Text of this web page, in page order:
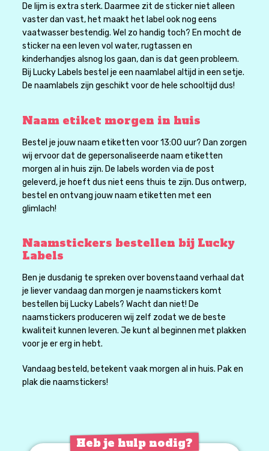
De lijm is extra sterk. Daarmee zit de sticker niet alleen
vaster dan vast, het maakt het label ook nog eens
vaatwasser bestendig. Wel zo handig toch? En mocht de
sticker na een leven vol water, rugtassen en
kinderhandjes alsnog los gaan, dan is dat geen probleem.
Bij Lucky Labels bestel je een naamlabel altijd in een setje.
De naamlabels zijn geschikt voor de hele schooltijd dus!
Naam etiket morgen in huis
Bestel je jouw naam etiketten voor 13:00 uur? Dan zorgen
wij ervoor dat de gepersonaliseerde naam etiketten
morgen al in huis zijn. De labels worden via de post
geleverd, je hoeft dus niet eens thuis te zijn. Dus ontwerp,
bestel en ontvang jouw naam etiketten met een
glimlach!
Naamstickers bestellen bij Lucky
Labels
Ben je dusdanig te spreken over bovenstaand verhaal dat
je liever vandaag dan morgen je naamstickers komt
bestellen bij Lucky Labels? Wacht dan niet! De
naamstickers produceren wij zelf zodat we de beste
kwaliteit kunnen leveren. Je kunt al beginnen met plakken
voor je er erg in hebt.
Vandaag besteld, betekent vaak morgen al in huis. Pak en
plak die naamstickers!
Heb je hulp nodig?